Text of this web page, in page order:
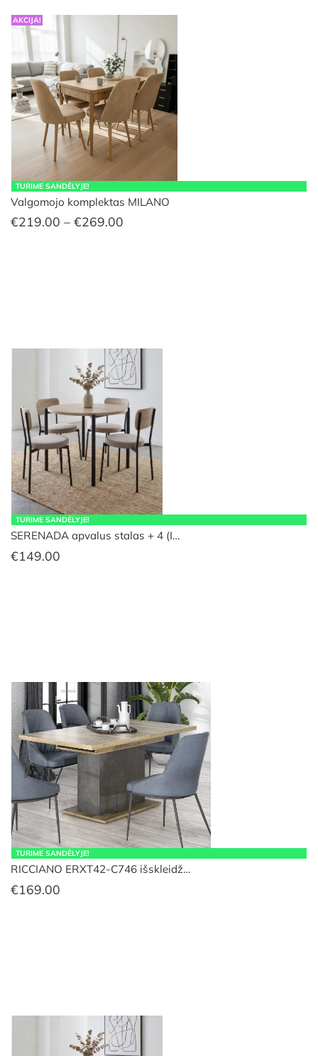
AKCIJA!
TURIME SANDĖLYJE!
Valgomojo komplektas MILANO
€219.00 – €269.00
TURIME SANDĖLYJE!
SERENADA apvalus stalas + 4 (I…
€149.00
TURIME SANDĖLYJE!
RICCIANO ERXT42-C746 išskleidž…
€169.00